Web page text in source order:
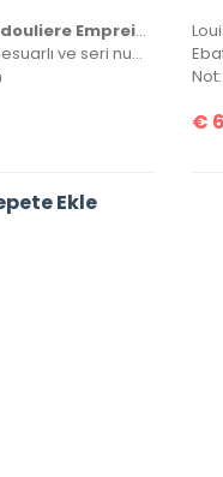
Louis Vuitton Bandouliere Empreinte Speedy 25 Cm
Hakiki deri, ithal aksesuarlı ve seri numaralıdır. Orijinalinde kullanılan Monako deri kullanılmıştır. Kutulu, toz torbalı ve sertifikalı olarak gönderilecektir.
Ekle
€